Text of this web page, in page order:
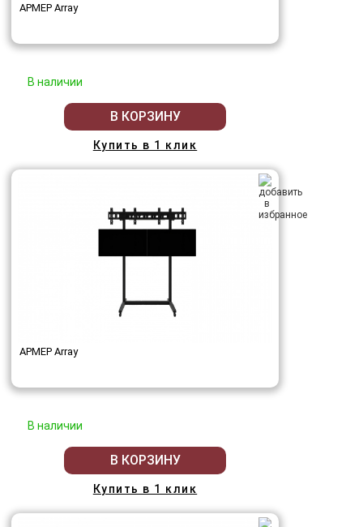
АРМЕР Array
В наличии
В КОРЗИНУ
Купить в 1 клик
АРМЕР Array
В наличии
В КОРЗИНУ
Купить в 1 клик